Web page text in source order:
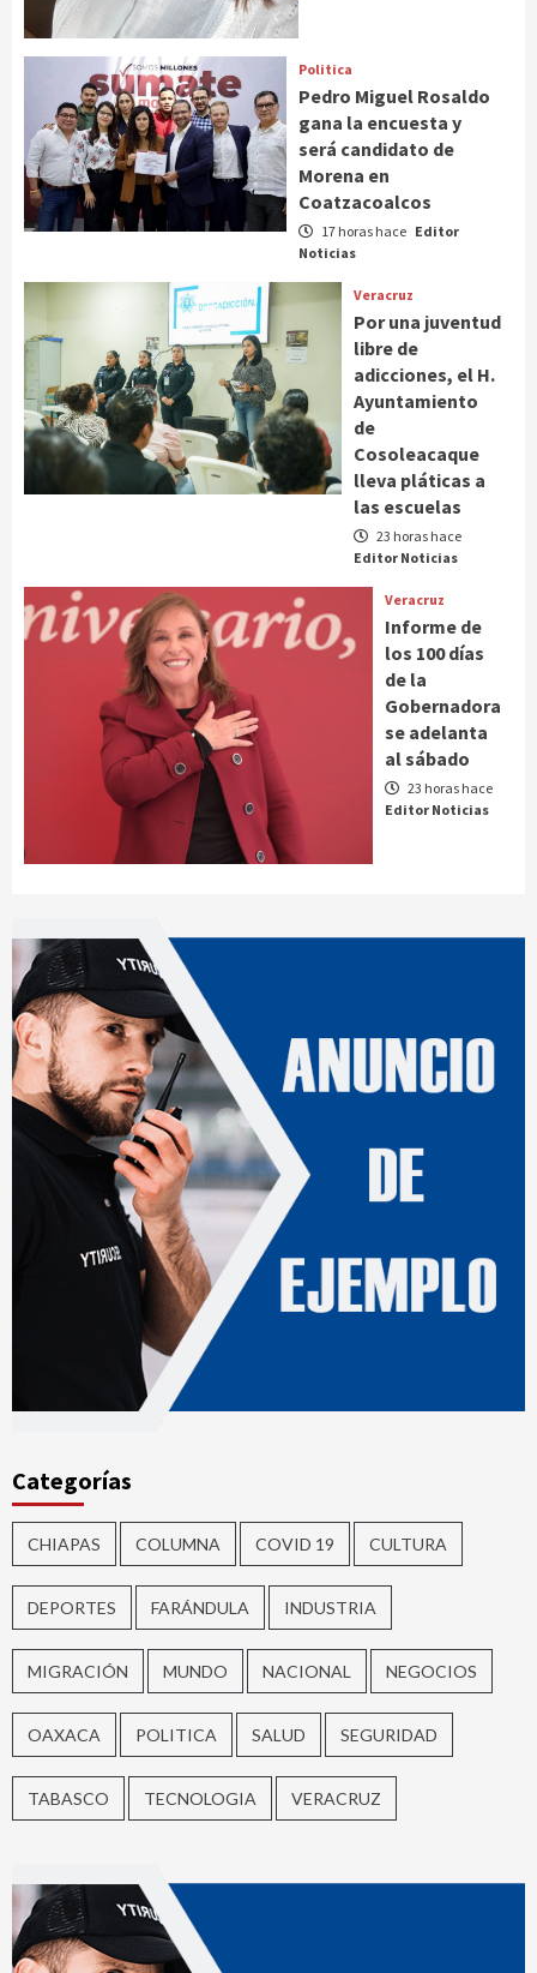
Politica
Pedro Miguel Rosaldo
gana la encuesta y
será candidato de
Morena en
Coatzacoalcos
17 horas hace Editor
Noticias
Veracruz
Por una juventud
libre de
adicciones, el H.
Ayuntamiento
de
Cosoleacaque
lleva pláticas a
las escuelas
23 horas hace
Editor Noticias
Veracruz
Informe de
los 100 días
de la
Gobernadora
se adelanta
al sábado
23 horas hace
Editor Noticias
Categorías
CHIAPAS COLUMNA COVID 19 CULTURA
DEPORTES FARÁNDULA INDUSTRIA
MIGRACIÓN MUNDO NACIONAL NEGOCIOS
OAXACA POLITICA SALUD SEGURIDAD
TABASCO TECNOLOGIA VERACRUZ